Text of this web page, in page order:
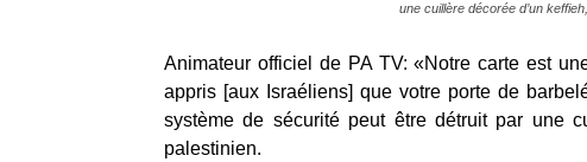
une cuillère décorée d’un
Animateur officiel de PA TV: «Notre carte est
appris [aux Israéliens] que votre porte de
système de sécurité peut être détruit par une
palestinien.